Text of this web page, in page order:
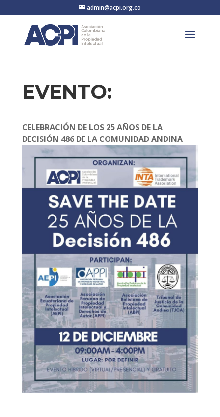
admin@acpi.org.co
EVENTO:
CELEBRACIÓN DE LOS 25 AÑOS DE LA
DECISIÓN 486 DE LA COMUNIDAD ANDINA